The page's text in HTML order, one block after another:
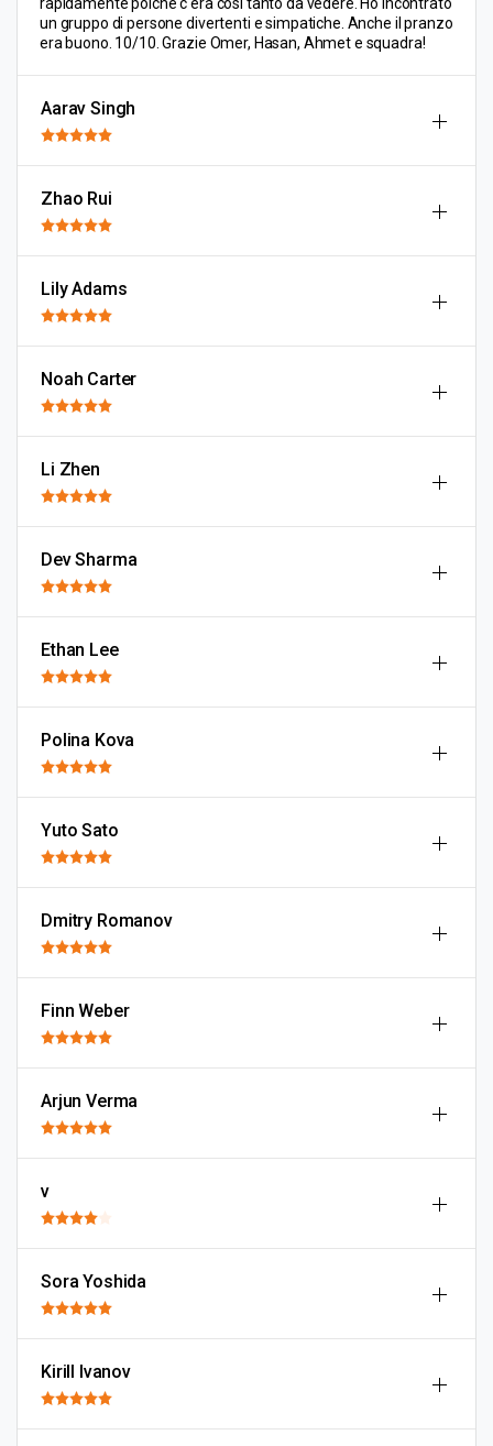
un gruppo di persone divertenti e simpatiche. Anche il pranzo
era buono. 10/10. Grazie Omer, Hasan, Ahmet e squadra!
Aarav Singh
Zhao Rui
Lily Adams
Noah Carter
Li Zhen
Dev Sharma
Ethan Lee
Polina Kova
Yuto Sato
Dmitry Romanov
Finn Weber
Arjun Verma
v
Sora Yoshida
Kirill Ivanov